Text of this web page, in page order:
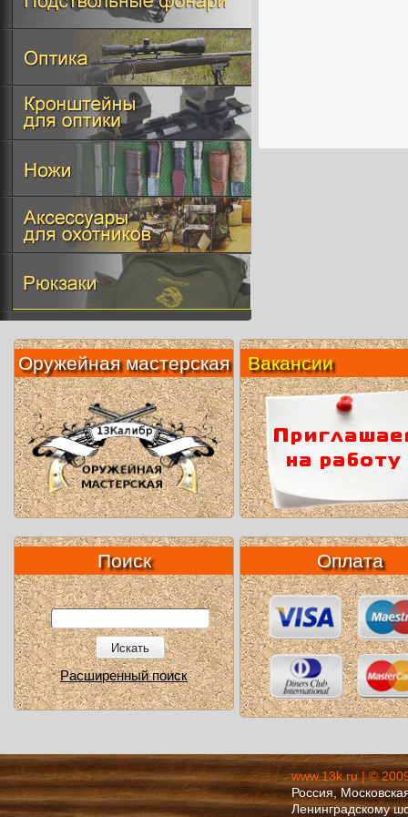
Оружейная мастерскаяВакансии
Поиск
Искать
Расширенный поиск
Оплата
www.13k.ru | ©
Россия,
Ленинградскому